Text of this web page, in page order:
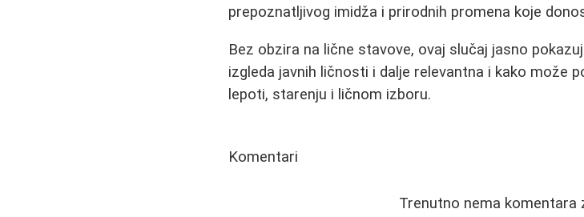
prepoznatljivog imidža i prirodnih promena koje
Bez obzira na lične stavove, ovaj slučaj jasno
izgleda javnih ličnosti i dalje relevantna i kako može
lepoti, starenju i ličnom izboru.
Komentari
Trenutno nema komentara